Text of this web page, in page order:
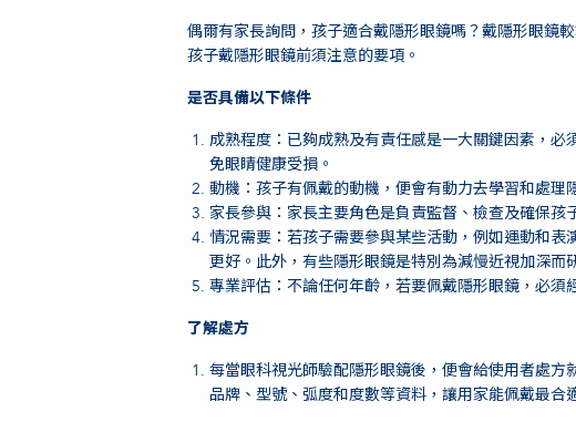
偶爾有家長詢問，孩子適合戴隱形眼鏡嗎？戴隱形眼鏡
孩子戴隱形眼鏡前須注意的要項。
是否具備以下條件
成熟程度：已夠成熟及有責任感是一大關鍵因素，
免眼睛健康受損。
動機：孩子有佩戴的動機，便會有動力去學習和處理
家長參與：家長主要角色是負責監督、檢查及確保孩
情況需要：若孩子需要參與某些活動，例如運動和
更好。此外，有些隱形眼鏡是特別為減慢近視加深而
專業評估：不論任何年齡，若要佩戴隱形眼鏡，必須
了解處方
每當眼科視光師驗配隱形眼鏡後，便會給使用者處
品牌、型號、弧度和度數等資料，讓用家能佩戴最合